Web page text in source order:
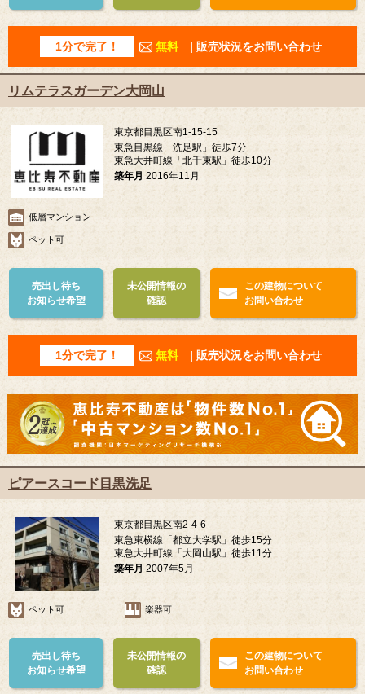
1分で完了！ 無料 | 販売状況をお問い合わせ
リムテラスガーデン大岡山
東京都目黒区南1-15-15
東急目黒線「洗足駅」徒歩7分
東急大井町線「北千束駅」徒歩10分
築年月 2016年11月
低層マンション
ペット可
売出し待ち
お知らせ希望
未公開情報の
確認
この建物について
お問い合わせ
1分で完了！ 無料 | 販売状況をお問い合わせ
ピアースコード目黒洗足
東京都目黒区南2-4-6
東急東横線「都立大学駅」徒歩15分
東急大井町線「大岡山駅」徒歩11分
築年月 2007年5月
ペット可 楽器可
売出し待ち
お知らせ希望
未公開情報の
確認
この建物について
お問い合わせ